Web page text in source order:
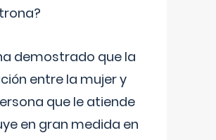
demostrado que la
entre la mujer y
que le atiende
en gran medida en